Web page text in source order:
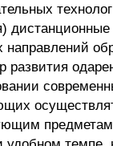
дистанционные
направлений
развития